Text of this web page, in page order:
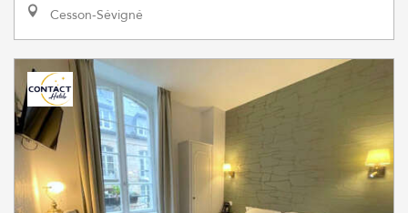
Cesson-Sévigné